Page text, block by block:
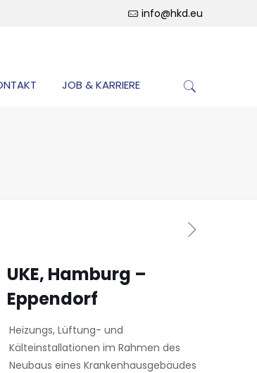
info@hkd.eu
JOB & KARRIERE
UKE, Hamburg –
Eppendorf
Heizungs, Lüftung- und
Kälteinstallationen im Rahmen des
Neubaus eines Krankenhausgebäudes